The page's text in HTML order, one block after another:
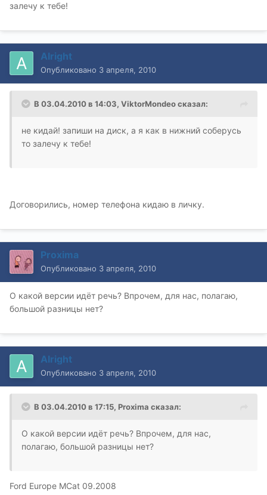
залечу к тебе!
Alright
Опубликовано 3 апреля, 2010
В 03.04.2010 в 14:03, ViktorMondeo сказал:
не кидай! запиши на диск, а я как в нижний соберусь
то залечу к тебе!
Договорились, номер телефона кидаю в личку.
Proxima
Опубликовано 3 апреля, 2010
О какой версии идёт речь? Впрочем, для нас, полагаю,
большой разницы нет?
Alright
Опубликовано 3 апреля, 2010
В 03.04.2010 в 17:15, Proxima сказал:
О какой версии идёт речь? Впрочем, для нас,
полагаю, большой разницы нет?
Ford Europe MCat 09.2008